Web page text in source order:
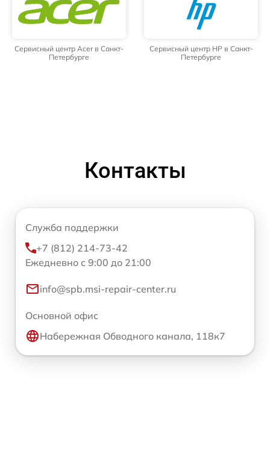
Сервисный центр Acer в Санкт-
Петербурге
Сервисный центр HP в Санкт-
Петербурге
Контакты
Служба поддержки
+7 (812) 214-73-42
Ежедневно с 9:00 до 21:00
info@spb.msi-repair-center.ru
Основной офис
Набережная Обводного канала, 118к7